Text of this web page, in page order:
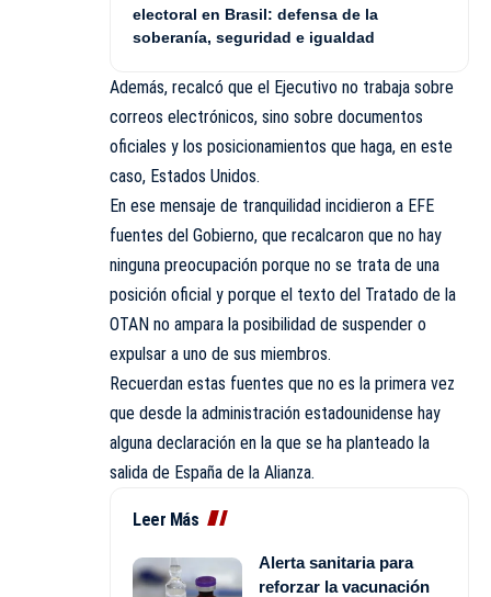
electoral en Brasil: defensa de la
soberanía, seguridad e igualdad
Además, recalcó que el Ejecutivo no trabaja sobre
correos electrónicos, sino sobre documentos
oficiales y los posicionamientos que haga, en este
caso, Estados Unidos.
En ese mensaje de tranquilidad incidieron a EFE
fuentes del Gobierno, que recalcaron que no hay
ninguna preocupación porque no se trata de una
posición oficial y porque el texto del Tratado de la
OTAN no ampara la posibilidad de suspender o
expulsar a uno de sus miembros.
Recuerdan estas fuentes que no es la primera vez
que desde la administración estadounidense hay
alguna declaración en la que se ha planteado la
salida de España de la Alianza.
Leer Más
Alerta sanitaria para
reforzar la vacunación